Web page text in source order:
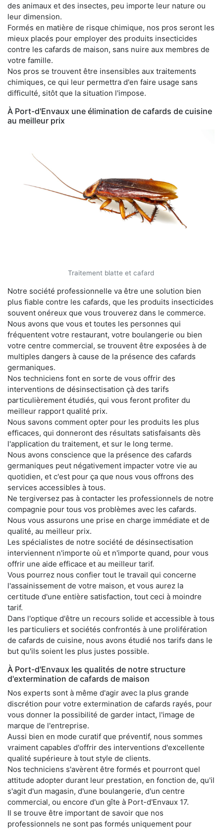
des animaux et des insectes, peu importe leur nature ou
leur dimension.
Formés en matière de risque chimique, nos pros seront les
mieux placés pour employer des produits insecticides
contre les cafards de maison, sans nuire aux membres de
votre famille.
Nos pros se trouvent être insensibles aux traitements
chimiques, ce qui leur permettra d'en faire usage sans
difficulté, sitôt que la situation l'impose.
À Port-d'Envaux une élimination de cafards de cuisine
au meilleur prix
Traitement blatte et cafard
Notre société professionnelle va être une solution bien
plus fiable contre les cafards, que les produits insecticides
souvent onéreux que vous trouverez dans le commerce.
Nous avons que vous et toutes les personnes qui
fréquentent votre restaurant, votre boulangerie ou bien
votre centre commercial, se trouvent être exposées à de
multiples dangers à cause de la présence des cafards
germaniques.
Nos techniciens font en sorte de vous offrir des
interventions de désinsectisation çà des tarifs
particulièrement étudiés, qui vous feront profiter du
meilleur rapport qualité prix.
Nous savons comment opter pour les produits les plus
efficaces, qui donneront des résultats satisfaisants dès
l'application du traitement, et sur le long terme.
Nous avons conscience que la présence des cafards
germaniques peut négativement impacter votre vie au
quotidien, et c'est pour ça que nous vous offrons des
services accessibles à tous.
Ne tergiversez pas à contacter les professionnels de notre
compagnie pour tous vos problèmes avec les cafards.
Nous vous assurons une prise en charge immédiate et de
qualité, au meilleur prix.
Les spécialistes de notre société de désinsectisation
interviennent n'importe où et n'importe quand, pour vous
offrir une aide efficace et au meilleur tarif.
Vous pourrez nous confier tout le travail qui concerne
l'assainissement de votre maison, et vous aurez la
certitude d'une entière satisfaction, tout ceci à moindre
tarif.
Dans l'optique d'être un recours solide et accessible à tous
les particuliers et sociétés confrontés à une prolifération
de cafards de cuisine, nous avons étudié nos tarifs dans le
but qu'ils soient les plus justes possible.
À Port-d'Envaux les qualités de notre structure
d'extermination de cafards de maison
Nos experts sont à même d'agir avec la plus grande
discrétion pour votre extermination de cafards rayés, pour
vous donner la possibilité de garder intact, l'image de
marque de l'entreprise.
Aussi bien en mode curatif que préventif, nous sommes
vraiment capables d'offrir des interventions d'excellente
qualité supérieure à tout style de clients.
Nos techniciens s'avèrent être formés et pourront quel
attitude adopter durant leur prestation, en fonction de, qu'il
s'agit d'un magasin, d'une boulangerie, d'un centre
commercial, ou encore d'un gîte à Port-d'Envaux 17.
Il se trouve être important de savoir que nos
professionnels ne sont pas formés uniquement pour